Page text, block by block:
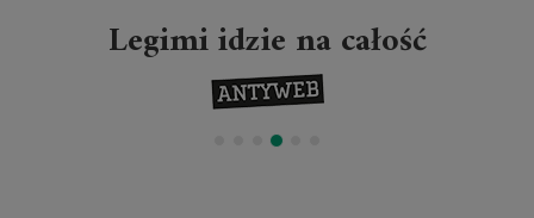
Legimi idzie na całość